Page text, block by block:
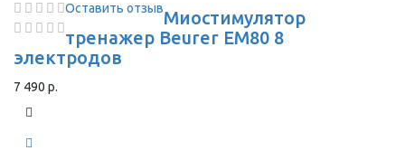
Оставить отзывМиостимулятор
тренажер Beurer EM80 8
электродов
7 490 р.